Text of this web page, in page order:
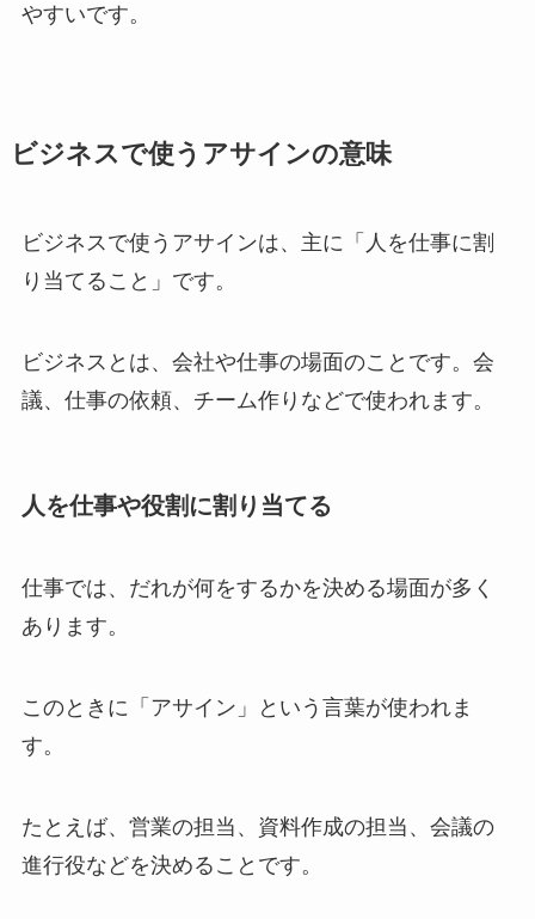
やすいです。
ビジネスで使うアサインの意味
ビジネスで使うアサインは、主に「人を仕事に割
り当てること」です。
ビジネスとは、会社や仕事の場面のことです。会
議、仕事の依頼、チーム作りなどで使われます。
人を仕事や役割に割り当てる
仕事では、だれが何をするかを決める場面が多く
あります。
このときに「アサイン」という言葉が使われま
す。
たとえば、営業の担当、資料作成の担当、会議の
進行役などを決めることです。